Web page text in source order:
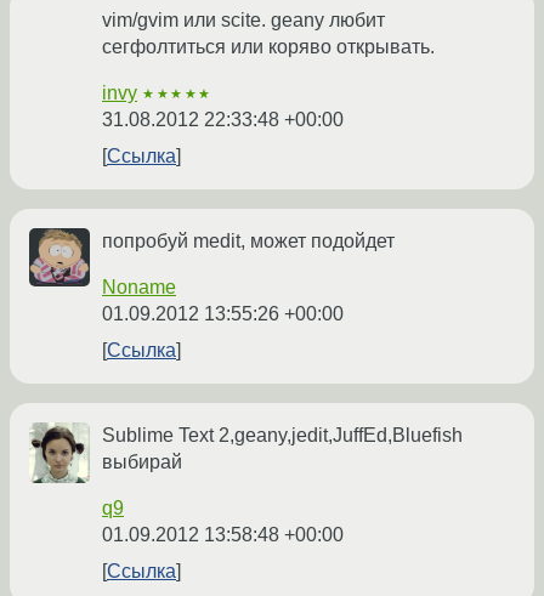
vim/gvim или scite. geany любит
сегфолтиться или коряво открывать.
invy ★★★★★
31.08.2012 22:33:48 +00:00
Ссылка
попробуй medit, может подойдет
Noname
01.09.2012 13:55:26 +00:00
Ссылка
Sublime Text 2,geany,jedit,JuffEd,Bluefish
выбирай
q9
01.09.2012 13:58:48 +00:00
Ссылка